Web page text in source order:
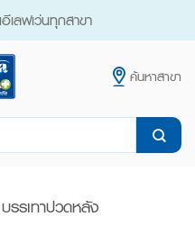
เลฟเว่นทุกสาขา
ค้นหาสาขา
บรรเทาปวดหลัง